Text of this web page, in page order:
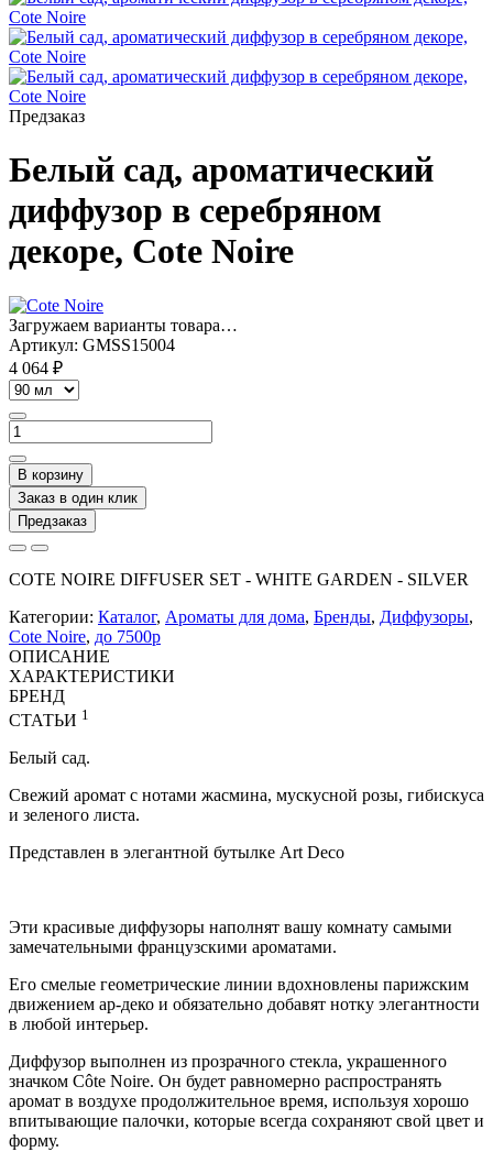
Предзаказ
Белый сад, ароматический
диффузор в серебряном
декоре, Cote Noire
Загружаем варианты товара…
Артикул: GMSS15004
4 064 ₽
В корзину
Заказ в один клик
Предзаказ
COTE NOIRE DIFFUSER SET - WHITE GARDEN - SILVER
Категории: Каталог, Ароматы для дома, Бренды, Диффузоры,
Cote Noire, до 7500р
ОПИСАНИЕ
ХАРАКТЕРИСТИКИ
БРЕНД
СТАТЬИ 1
Белый сад.
Свежий аромат с нотами жасмина, мускусной розы, гибискуса
и зеленого листа.
Представлен в элегантной бутылке Art Deco
Эти красивые диффузоры наполнят вашу комнату самыми
замечательными французскими ароматами.
Его смелые геометрические линии вдохновлены парижским
движением ар-деко и обязательно добавят нотку элегантности
в любой интерьер.
Диффузор выполнен из прозрачного стекла, украшенного
значком Côte Noire. Он будет равномерно распространять
аромат в воздухе продолжительное время, используя хорошо
впитывающие палочки, которые всегда сохраняют свой цвет и
форму.